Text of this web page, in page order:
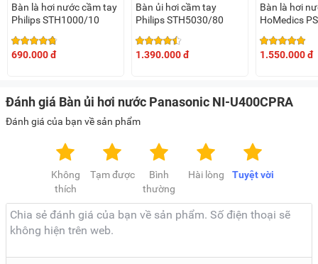
Bàn là hơi nước cầm tay
Philips STH1000/10
690.000 đ
Bàn ủi hơi cầm tay
Philips STH5030/80
1.390.000 đ
Bàn là hơi
HoMedics
1.550.000 đ
Đánh giá Bàn ủi hơi nước Panasonic NI-U400CPRA
Đánh giá của bạn về sản phẩm
Tuyệt vời
Hài lòng
Bình
thường
Tạm được
Không
thích